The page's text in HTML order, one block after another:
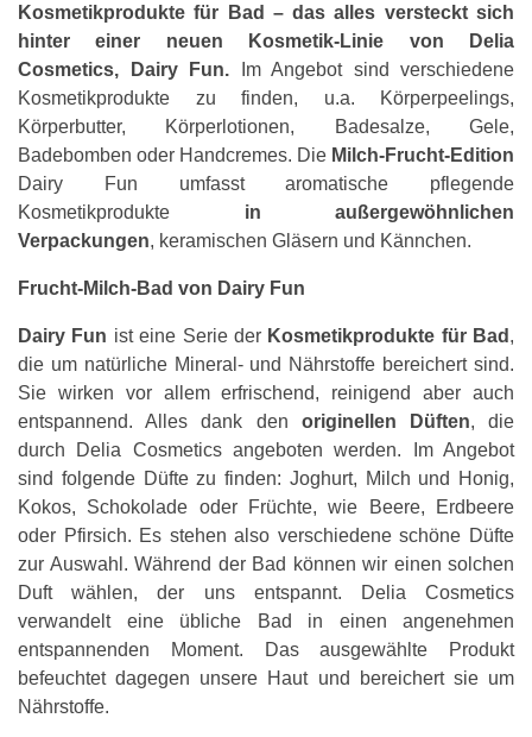
Kosmetikprodukte für Bad – das alles versteckt sich
hinter einer neuen Kosmetik-Linie von Delia
Cosmetics, Dairy Fun. Im Angebot sind verschiedene
Kosmetikprodukte zu finden, u.a. Körperpeelings,
Körperbutter, Körperlotionen, Badesalze, Gele,
Badebomben oder Handcremes. Die Milch-Frucht-Edition
Dairy Fun umfasst aromatische pflegende
Kosmetikprodukte in außergewöhnlichen
Verpackungen, keramischen Gläsern und Kännchen.
Frucht-Milch-Bad von Dairy Fun
Dairy Fun ist eine Serie der Kosmetikprodukte für Bad ,
die um natürliche Mineral- und Nährstoffe bereichert sind.
Sie wirken vor allem erfrischend, reinigend aber auch
entspannend. Alles dank den originellen Düften, die
durch Delia Cosmetics angeboten werden. Im Angebot
sind folgende Düfte zu finden: Joghurt, Milch und Honig,
Kokos, Schokolade oder Früchte, wie Beere, Erdbeere
oder Pfirsich. Es stehen also verschiedene schöne Düfte
zur Auswahl. Während der Bad können wir einen solchen
Duft wählen, der uns entspannt. Delia Cosmetics
verwandelt eine übliche Bad in einen angenehmen
entspannenden Moment. Das ausgewählte Produkt
befeuchtet dagegen unsere Haut und bereichert sie um
Nährstoffe.